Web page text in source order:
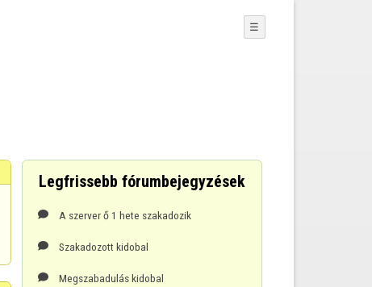
☰
Legfrissebb fórumbejegyzések
 A szerver ő 1 hete szakadozik
 Szakadozott kidobal
 Megszabadulás kidobal